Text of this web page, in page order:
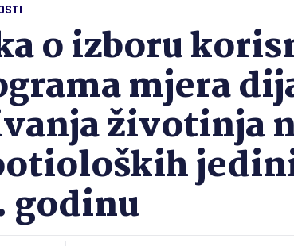
o izboru
mjera
životinja
godinu